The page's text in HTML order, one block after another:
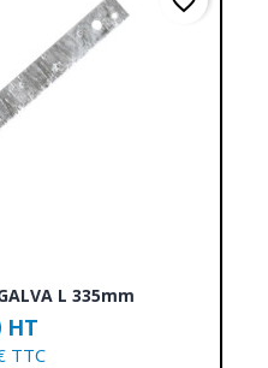
L 335mm
HT
TTC